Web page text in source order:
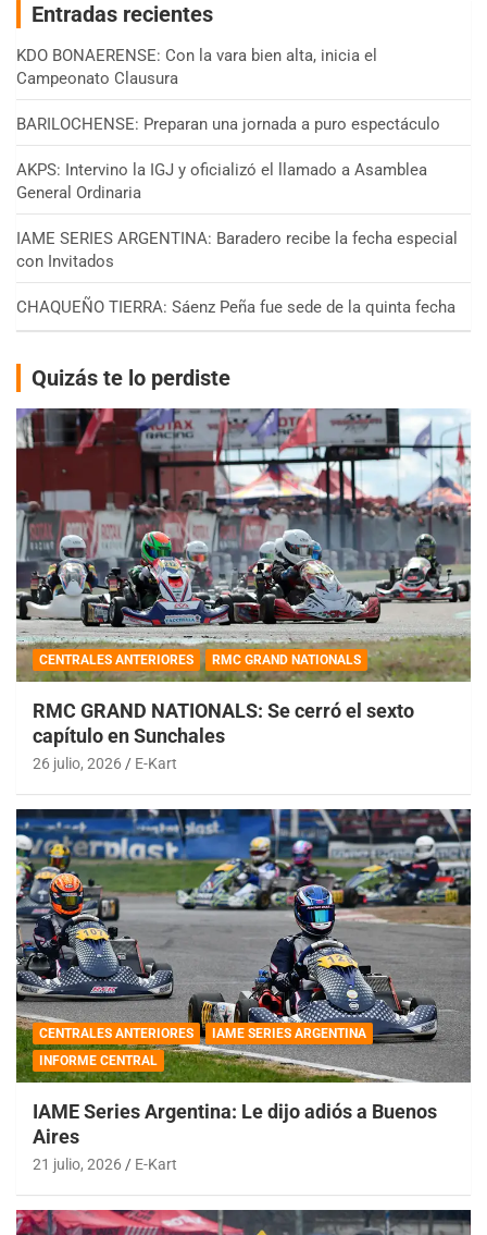
Entradas recientes
KDO BONAERENSE: Con la vara bien alta, inicia el
Campeonato Clausura
BARILOCHENSE: Preparan una jornada a puro espectáculo
AKPS: Intervino la IGJ y oficializó el llamado a Asamblea
General Ordinaria
IAME SERIES ARGENTINA: Baradero recibe la fecha especial
con Invitados
CHAQUEÑO TIERRA: Sáenz Peña fue sede de la quinta fecha
Quizás te lo perdiste
CENTRALES ANTERIORES RMC GRAND NATIONALS
RMC GRAND NATIONALS: Se cerró el sexto
capítulo en Sunchales
26 julio, 2026 E-Kart
CENTRALES ANTERIORES
IAME SERIES ARGENTINA
INFORME CENTRAL
IAME Series Argentina: Le dijo adiós a Buenos
Aires
21 julio, 2026 E-Kart